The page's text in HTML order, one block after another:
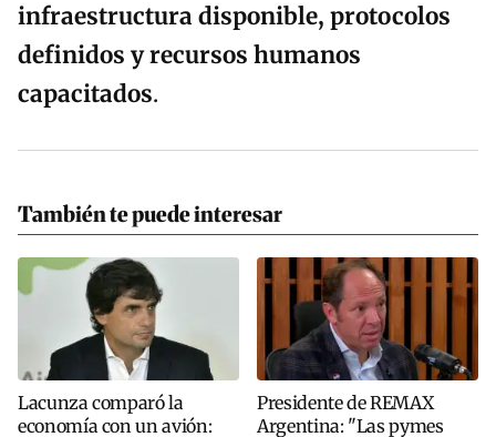
infraestructura disponible, protocolos
definidos y recursos humanos
capacitados.
También te puede interesar
Lacunza comparó la
economía con un avión:
Presidente de REMAX
Argentina: "Las pymes